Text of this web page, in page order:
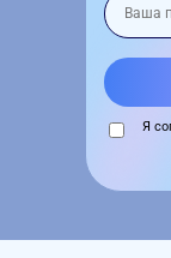
Я